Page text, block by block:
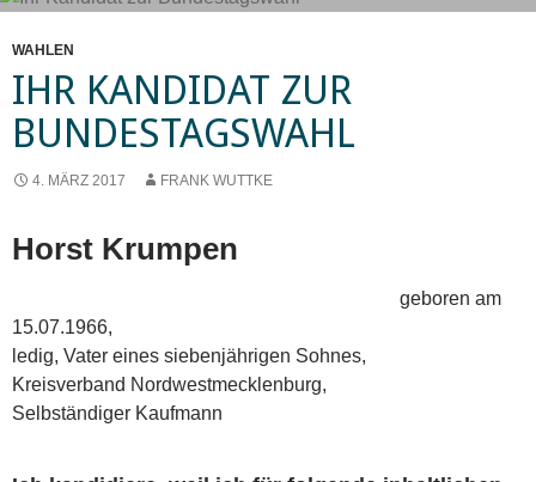
WAHLEN
IHR KANDIDAT ZUR
BUNDESTAGSWAHL
4. MÄRZ 2017 FRANK WUTTKE
Horst Krumpen
geboren am
15.07.1966,
ledig, Vater eines siebenjährigen Sohnes,
Kreisverband Nordwestmecklenburg,
Selbständiger Kaufmann